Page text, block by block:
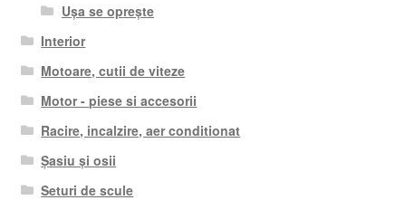
Ușa se oprește
Interior
Motoare, cutii de viteze
Motor - piese si accesorii
Racire, incalzire, aer conditionat
Șasiu și osii
Seturi de scule